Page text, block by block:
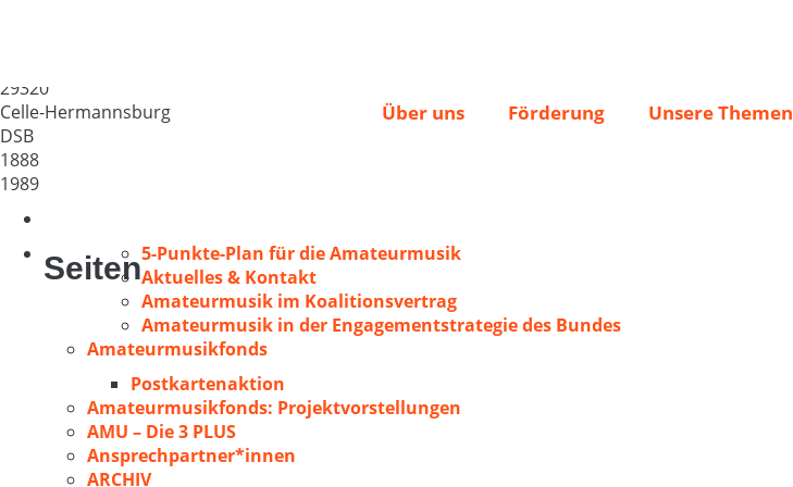
Über uns Förderung Unsere Themen
29320
Celle-Hermannsburg
DSB
1888
1989
Seiten5-Punkte-Plan für die Amateurmusik
Aktuelles & Kontakt
Amateurmusik im Koalitionsvertrag
Amateurmusik in der Engagementstrategie des Bundes
Amateurmusikfonds
Postkartenaktion
Amateurmusikfonds: Projektvorstellungen
AMU – Die 3 PLUS
Ansprechpartner*innen
ARCHIV